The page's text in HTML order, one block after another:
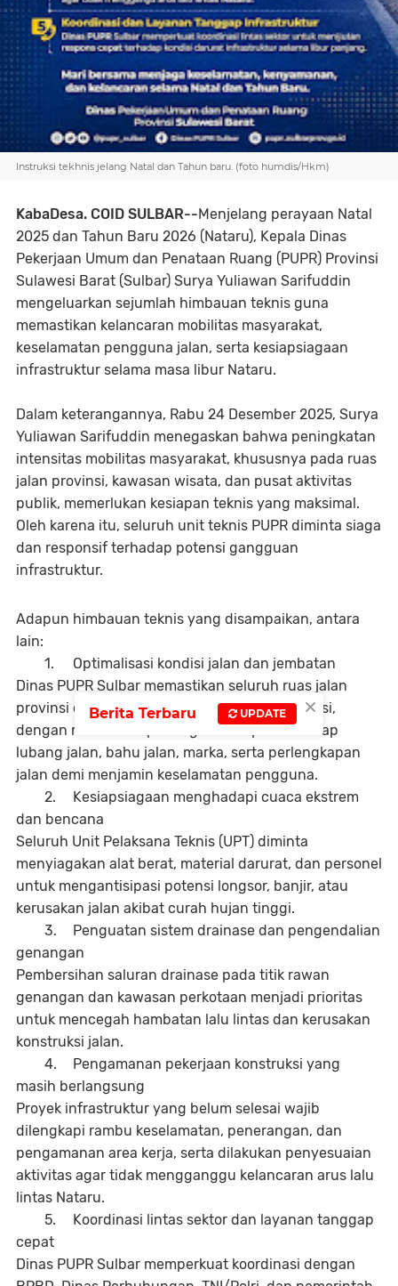
Instruksi tekhnis jelang Natal dan Tahun baru. (foto humdis/Hkm)
KabaDesa. COID SULBAR--Menjelang perayaan Natal
2025 dan Tahun Baru 2026 (Nataru), Kepala Dinas
Pekerjaan Umum dan Penataan Ruang (PUPR) Provinsi
Sulawesi Barat (Sulbar) Surya Yuliawan Sarifuddin
mengeluarkan sejumlah himbauan teknis guna
memastikan kelancaran mobilitas masyarakat,
keselamatan pengguna jalan, serta kesiapsiagaan
infrastruktur selama masa libur Nataru.
Dalam keterangannya, Rabu 24 Desember 2025, Surya
Yuliawan Sarifuddin menegaskan bahwa peningkatan
intensitas mobilitas masyarakat, khususnya pada ruas
jalan provinsi, kawasan wisata, dan pusat aktivitas
publik, memerlukan kesiapan teknis yang maksimal.
Oleh karena itu, seluruh unit teknis PUPR diminta siaga
dan responsif terhadap potensi gangguan
infrastruktur.
Adapun himbauan teknis yang disampaikan, antara
lain:
1.
Optimalisasi kondisi jalan dan jembatan
Dinas PUPR Sulbar memastikan seluruh ruas jalan
provinsi dan jembatan dalam kondisi laik fungsi,
dengan melakukan penanganan cepat terhadap
lubang jalan, bahu jalan, marka, serta perlengkapan
jalan demi menjamin keselamatan pengguna.
2.
Kesiapsiagaan menghadapi cuaca ekstrem
dan bencana
Seluruh Unit Pelaksana Teknis (UPT) diminta
menyiagakan alat berat, material darurat, dan personel
untuk mengantisipasi potensi longsor, banjir, atau
kerusakan jalan akibat curah hujan tinggi.
3.
Penguatan sistem drainase dan pengendalian
genangan
Pembersihan saluran drainase pada titik rawan
genangan dan kawasan perkotaan menjadi prioritas
untuk mencegah hambatan lalu lintas dan kerusakan
konstruksi jalan.
4.
Pengamanan pekerjaan konstruksi yang
masih berlangsung
Proyek infrastruktur yang belum selesai wajib
dilengkapi rambu keselamatan, penerangan, dan
pengamanan area kerja, serta dilakukan penyesuaian
aktivitas agar tidak mengganggu kelancaran arus lalu
lintas Nataru.
5.
Koordinasi lintas sektor dan layanan tanggap
cepat
Dinas PUPR Sulbar memperkuat koordinasi dengan
×
Berita Terbaru UPDATE